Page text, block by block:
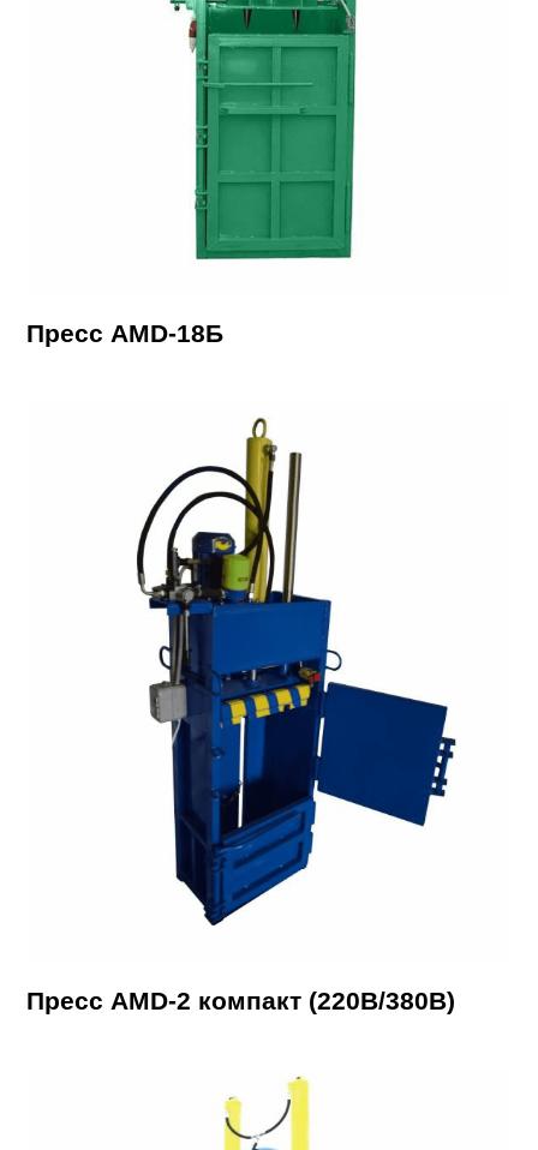
Пресс AMD-18Б
Пресс AMD-2 компакт (220В/380В)